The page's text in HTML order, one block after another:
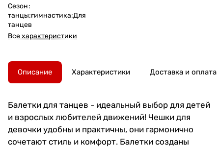
Сезон:
танцы;гимнастика;Для
танцев
Все характеристики
Описание Характеристики Доставка и оплата
Балетки для танцев - идеальный выбор для детей
и взрослых любителей движений! Чешки для
девочки удобны и практичны, они гармонично
сочетают стиль и комфорт. Балетки созданы